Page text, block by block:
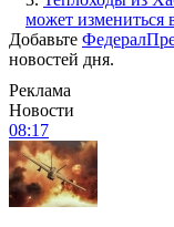
может измениться
Добавьте
новостей дня.
Реклама
Новости
08:17